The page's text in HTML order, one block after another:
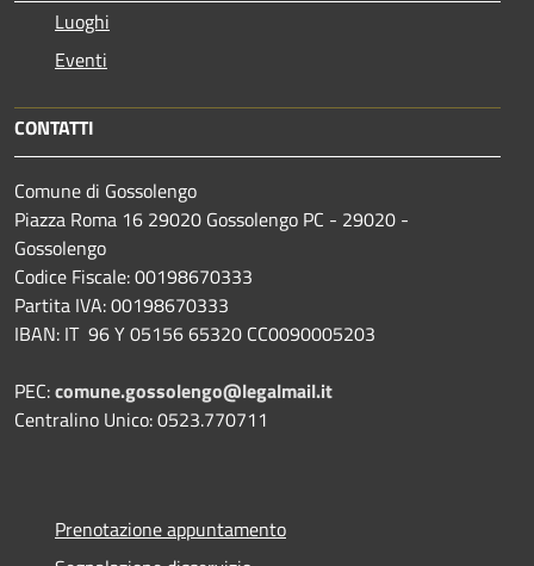
Luoghi
Eventi
CONTATTI
Comune di Gossolengo
Piazza Roma 16 29020 Gossolengo PC - 29020 -
Gossolengo
Codice Fiscale: 00198670333
Partita IVA: 00198670333
IBAN: IT 96 Y 05156 65320 CC0090005203
PEC:comune.gossolengo@legalmail.it
Centralino Unico: 0523.770711
Prenotazione appuntamento